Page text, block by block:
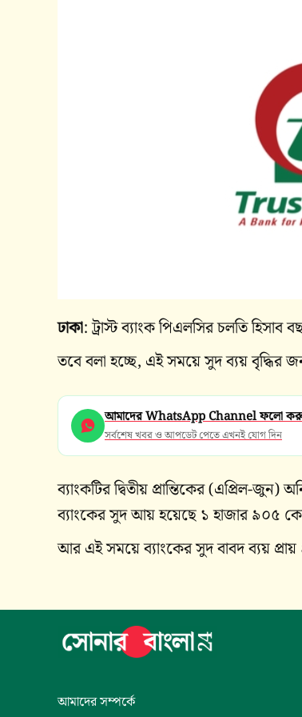
ঢাকা: ট্রাস্ট ব্যাংক পিএলসির চলতি
তবে বলা হচ্ছে, এই সময়ে সুদ ব্যয় বৃদ্ধির
আমাদের WhatsApp Channel ফলো
সর্বশেষ খবর ও আপডেট পেতে এখনই যোগ দিন
ব্যাংকটির দ্বিতীয় প্রান্তিকের (এপ্রিল-জুন)
ব্যাংকের সুদ আয় হয়েছে ১ হাজার ৯০৫
আর এই সময়ে ব্যাংকের সুদ বাবদ ব্যয়
আমাদের সম্পর্কে